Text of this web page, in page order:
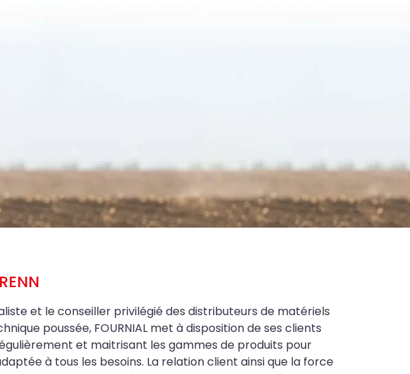
et le conseiller privilégié des distributeurs de matériels
poussée, FOURNIAL met à disposition de ses clients
et maitrisant les gammes de produits pour
à tous les besoins. La relation client ainsi que la force